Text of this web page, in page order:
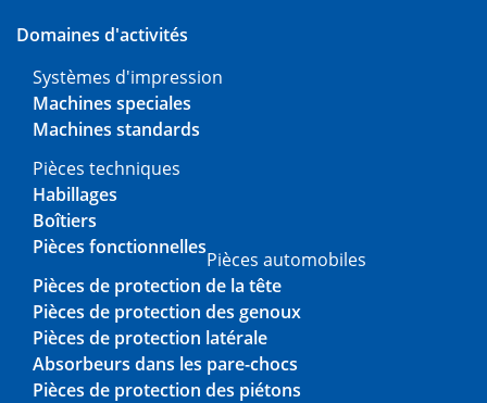
Domaines d'activités
Systèmes d'impression
Machines speciales
Machines standards
Pièces techniques
Habillages
Boîtiers
Pièces fonctionnelles
Pièces automobiles
Pièces de protection de la tête
Pièces de protection des genoux
Pièces de protection latérale
Absorbeurs dans les pare-chocs
Pièces de protection des piétons